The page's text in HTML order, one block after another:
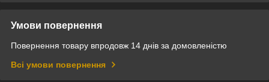
Умови повернення
Повернення товару впродовж 14 днів за домовленістю
Всі умови повернення